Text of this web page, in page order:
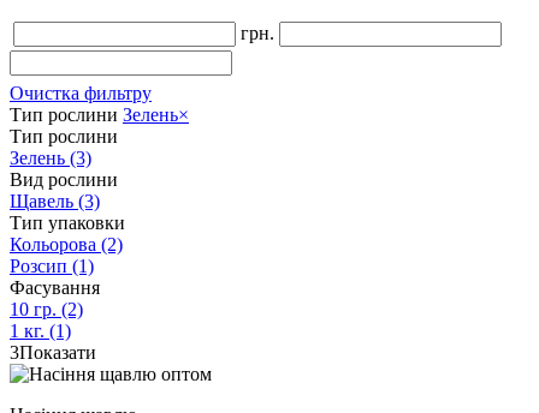
грн.
Очистка фильтру
Тип рослини Зелень×
Тип рослини
Зелень (3)
Вид рослини
Щавель (3)
Тип упаковки
Кольорова (2)
Розсип (1)
Фасування
10 гр. (2)
1 кг. (1)
3Показати